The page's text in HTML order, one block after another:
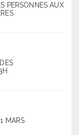
PERSONNES AUX
MARS